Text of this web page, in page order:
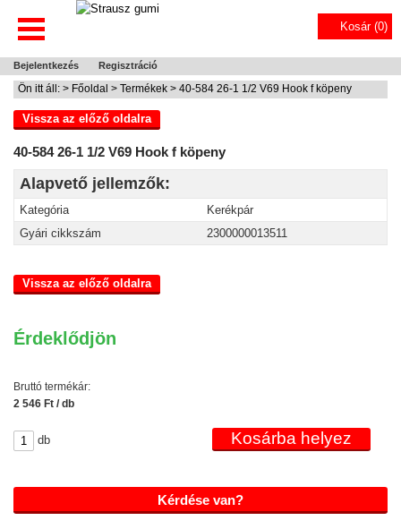
Kosár (0)
Bejelentkezés Regisztráció
Ön itt áll: > Főoldal > Termékek > 40-584 26-1 1/2 V69 Hook f köpeny
Vissza az előző oldalra
40-584 26-1 1/2 V69 Hook f köpeny
Alapvető jellemzők:
Kategória
Kerékpár
Gyári cikkszám
2300000013511
Vissza az előző oldalra
Érdeklődjön
Bruttó termékár:
2 546 Ft / db
db
Kérdése van?